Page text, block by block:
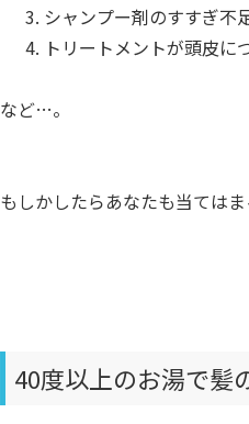
シャンプー剤のすすぎ不
トリートメントが頭皮に
など…。
もしかしたらあなたも当ては
40度以上のお湯で髪